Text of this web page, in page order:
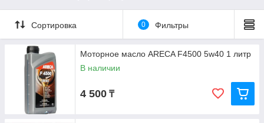
Сортировка 0 Фильтры
Моторное масло ARECA F4500 5w40 1 литр
В наличии
4 500 ₸